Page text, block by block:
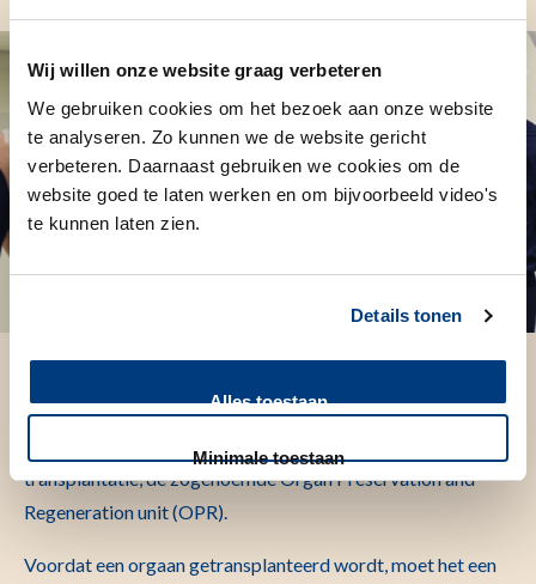
Wij willen onze website graag verbeteren
We gebruiken cookies om het bezoek aan onze website
te analyseren. Zo kunnen we de website gericht
verbeteren. Daarnaast gebruiken we cookies om de
website goed te laten werken en om bijvoorbeeld video's
te kunnen laten zien.
Details tonen
Alles toestaan
Minimale toestaan
een speciale ruimte binnen het Operatiecomplex
transplantatie, de zogenoemde Organ Preservation and
Regeneration unit (OPR).
Voordat een orgaan getransplanteerd wordt, moet het een